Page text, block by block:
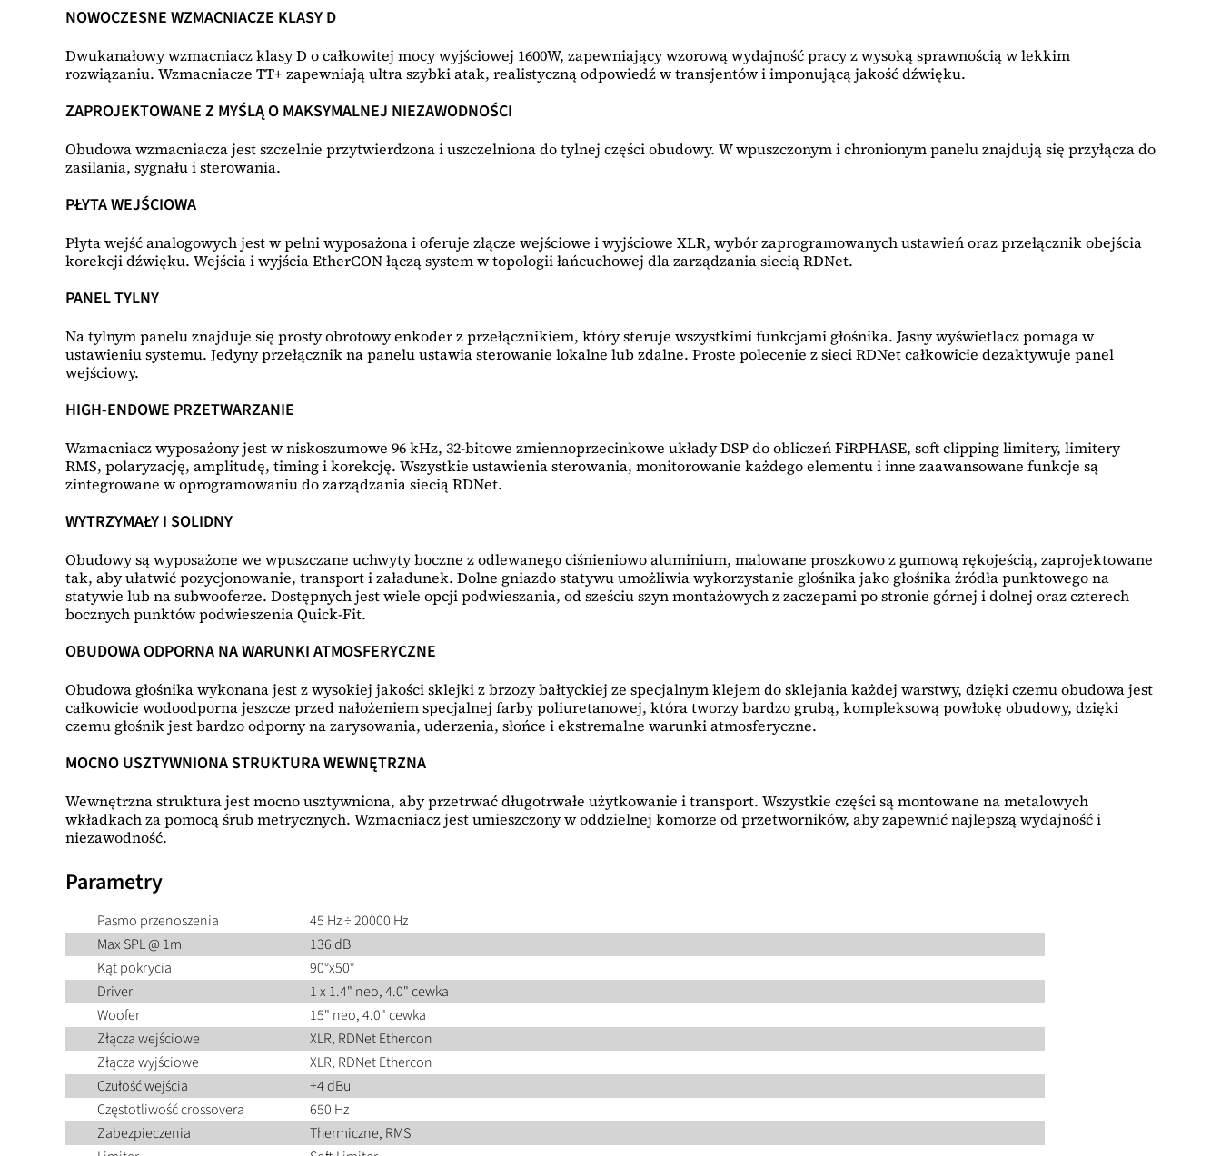
NOWOCZESNE WZMACNIACZE KLASY D
Dwukanałowy wzmacniacz klasy D o całkowitej mocy wyjściowej 1600W, zapewniający wzorową wydajność pracy z wysoką sprawnością w lekkim
rozwiązaniu. Wzmacniacze TT+ zapewniają ultra szybki atak, realistyczną odpowiedź w transjentów i imponującą jakość dźwięku.
ZAPROJEKTOWANE Z MYŚLĄ O MAKSYMALNEJ NIEZAWODNOŚCI
Obudowa wzmacniacza jest szczelnie przytwierdzona i uszczelniona do tylnej części obudowy. W wpuszczonym i chronionym panelu znajdują się przyłącza do
zasilania, sygnału i sterowania.
PŁYTA WEJŚCIOWA
Płyta wejść analogowych jest w pełni wyposażona i oferuje złącze wejściowe i wyjściowe XLR, wybór zaprogramowanych ustawień oraz przełącznik obejścia
korekcji dźwięku. Wejścia i wyjścia EtherCON łączą system w topologii łańcuchowej dla zarządzania siecią RDNet.
PANEL TYLNY
Na tylnym panelu znajduje się prosty obrotowy enkoder z przełącznikiem, który steruje wszystkimi funkcjami głośnika. Jasny wyświetlacz pomaga w
ustawieniu systemu. Jedyny przełącznik na panelu ustawia sterowanie lokalne lub zdalne. Proste polecenie z sieci RDNet całkowicie dezaktywuje panel
wejściowy.
HIGH-ENDOWE PRZETWARZANIE
Wzmacniacz wyposażony jest w niskoszumowe 96 kHz, 32-bitowe zmiennoprzecinkowe układy DSP do obliczeń FiRPHASE, soft clipping limitery, limitery
RMS, polaryzację, amplitudę, timing i korekcję. Wszystkie ustawienia sterowania, monitorowanie każdego elementu i inne zaawansowane funkcje są
zintegrowane w oprogramowaniu do zarządzania siecią RDNet.
WYTRZYMAŁY I SOLIDNY
Obudowy są wyposażone we wpuszczane uchwyty boczne z odlewanego ciśnieniowo aluminium, malowane proszkowo z gumową rękojeścią, zaprojektowane
tak, aby ułatwić pozycjonowanie, transport i załadunek. Dolne gniazdo statywu umożliwia wykorzystanie głośnika jako głośnika źródła punktowego na
statywie lub na subwooferze. Dostępnych jest wiele opcji podwieszania, od sześciu szyn montażowych z zaczepami po stronie górnej i dolnej oraz czterech
bocznych punktów podwieszenia Quick-Fit.
OBUDOWA ODPORNA NA WARUNKI ATMOSFERYCZNE
Obudowa głośnika wykonana jest z wysokiej jakości sklejki z brzozy bałtyckiej ze specjalnym klejem do sklejania każdej warstwy, dzięki czemu obudowa jest
całkowicie wodoodporna jeszcze przed nałożeniem specjalnej farby poliuretanowej, która tworzy bardzo grubą, kompleksową powłokę obudowy, dzięki
czemu głośnik jest bardzo odporny na zarysowania, uderzenia, słońce i ekstremalne warunki atmosferyczne.
MOCNO USZTYWNIONA STRUKTURA WEWNĘTRZNA
Wewnętrzna struktura jest mocno usztywniona, aby przetrwać długotrwałe użytkowanie i transport. Wszystkie części są montowane na metalowych
wkładkach za pomocą śrub metrycznych. Wzmacniacz jest umieszczony w oddzielnej komorze od przetworników, aby zapewnić najlepszą wydajność i
niezawodność.
Parametry
Pasmo przenoszenia
45 Hz ÷ 20000 Hz
Max SPL @ 1m
136 dB
Kąt pokrycia
90°x50°
Driver
1 x 1.4" neo, 4.0" cewka
Woofer
15" neo, 4.0" cewka
Złącza wejściowe
XLR, RDNet Ethercon
Złącza wyjściowe
XLR, RDNet Ethercon
Czułość wejścia
+4 dBu
Częstotliwość crossovera
650 Hz
Zabezpieczenia
Thermiczne, RMS